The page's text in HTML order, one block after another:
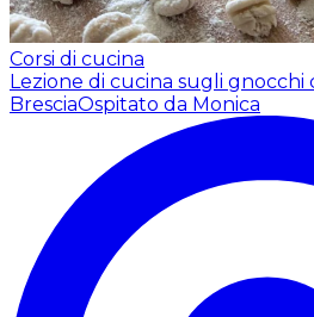
Corsi di cucina
Lezione di cucina sugli gnocchi
BresciaOspitato da Monica